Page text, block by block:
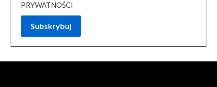
PRYWATNOŚCI